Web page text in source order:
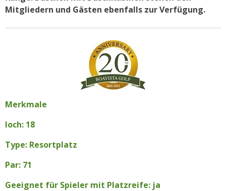
Mitgliedern und Gästen ebenfalls zur Verfügung.
Merkmale
loch: 18
Type: Resortplatz
Par: 71
Geeignet für Spieler mit Platzreife: ja